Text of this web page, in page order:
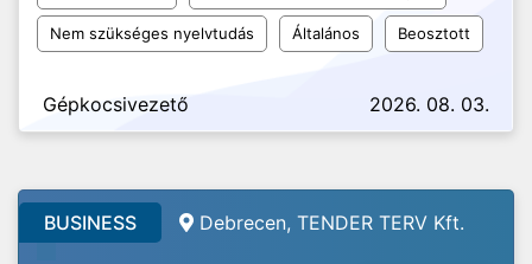
Nem szükséges nyelvtudás Általános Beosztott
Gépkocsivezető 2026. 08. 03.
BUSINESS Debrecen, TENDER TERV Kft.